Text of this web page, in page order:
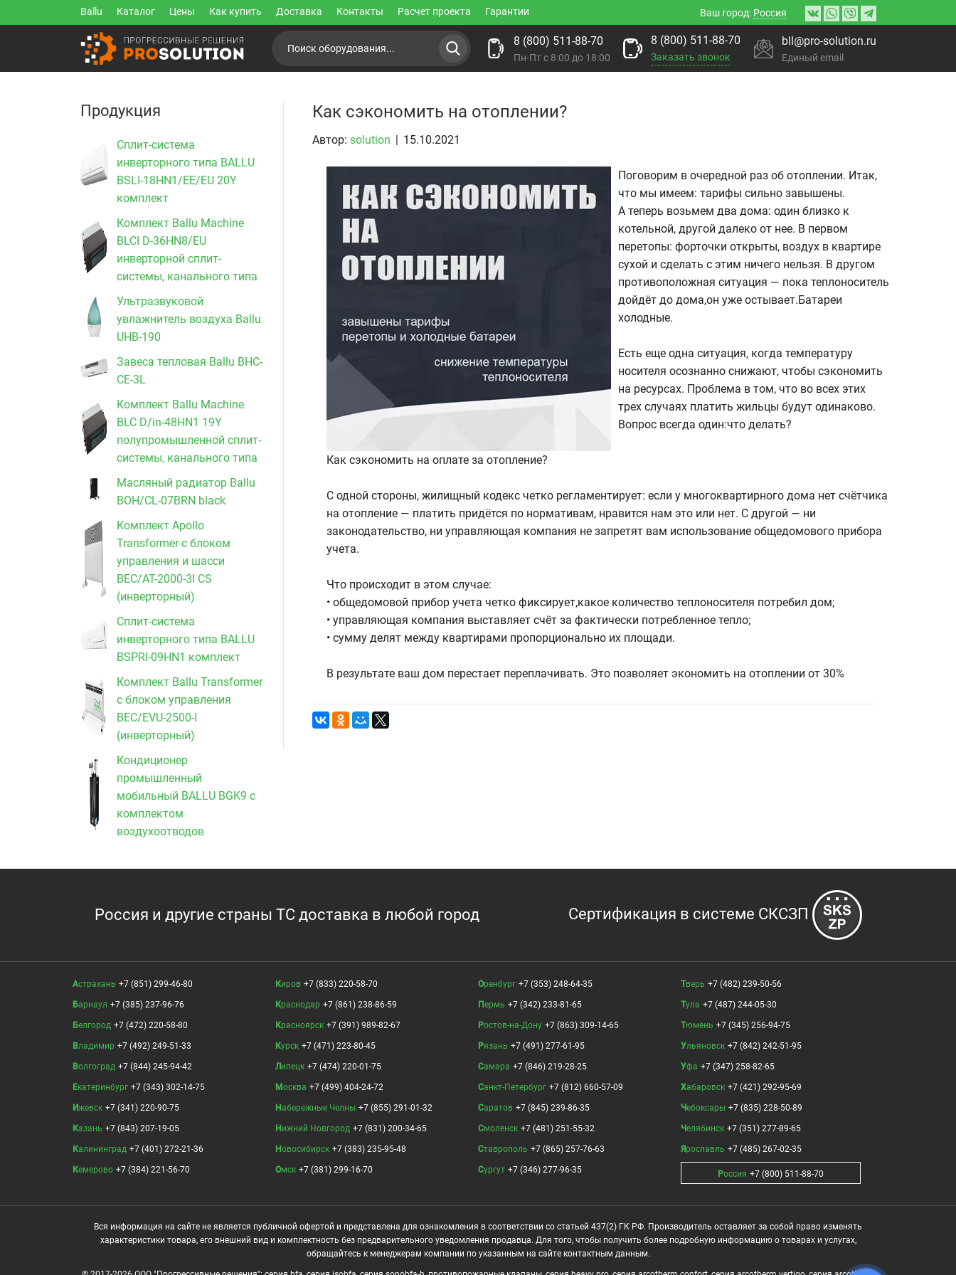
Ballu Каталог Цены Как купить Доставка Контакты Расчет проекта Гарантии Ваш город: Россия
8 (800) 511-88-70
Пн-Пт с 8:00 до 18:00
8 (800) 511-88-70
Заказать звонок
bll@pro-solution.ru
Единый email
Продукция
Сплит-система
инверторного типа BALLU
BSLI-18HN1/EE/EU 20Y
комплект
Комплект Ballu Machine
BLCI D-36HN8/EU
инверторной сплит-
системы, канального типа
Ультразвуковой
увлажнитель воздуха Ballu
UHB-190
Завеса тепловая Ballu BHC-
CE-3L
Комплект Ballu Machine
BLC D/in-48HN1 19Y
полупромышленной сплит-
системы, канального типа
Масляный радиатор Ballu
BOH/CL-07BRN black
Комплект Apollo
Transformer с блоком
управления и шасси
BEC/AT-2000-3I CS
(инверторный)
Сплит-система
инверторного типа BALLU
BSPRI-09HN1 комплект
Комплект Ballu Transformer
с блоком управления
BEC/EVU-2500-I
(инверторный)
Кондиционер
промышленный
мобильный BALLU BGK9 с
комплектом
воздухоотводов
Как сэкономить на отоплении?
Автор: solution | 15.10.2021
Поговорим в очередной раз об отоплении. Итак,
что мы имеем: тарифы сильно завышены.
А теперь возьмем два дома: один близко к
котельной, другой далеко от нее. В первом
перетопы: форточки открыты, воздух в квартире
сухой и сделать с этим ничего нельзя. В другом
противоположная ситуация — пока теплоноситель
дойдёт до дома,он уже остывает.Батареи
холодные.
Есть еще одна ситуация, когда температуру
носителя осознанно снижают, чтобы сэкономить
на ресурсах. Проблема в том, что во всех этих
трех случаях платить жильцы будут одинаково.
Вопрос всегда один:что делать?
Как сэкономить на оплате за отопление?
С одной стороны, жилищный кодекс четко регламентирует: если у многоквартирного дома нет счётчика
на отопление — платить придётся по нормативам, нравится нам это или нет. С другой — ни
законодательство, ни управляющая компания не запретят вам использование общедомового прибора
учета.
Что происходит в этом случае:
• общедомовой прибор учета четко фиксирует,какое количество теплоносителя потребил дом;
• управляющая компания выставляет счёт за фактически потребленное тепло;
• сумму делят между квартирами пропорционально их площади.
В результате ваш дом перестает переплачивать. Это позволяет экономить на отоплении от 30%
Россия и другие страны ТС доставка в любой город Сертификация в системе СКСЗП
Астрахань +7 (851) 299-46-80
Барнаул +7 (385) 237-96-76
Белгород +7 (472) 220-58-80
Владимир +7 (492) 249-51-33
Волгоград +7 (844) 245-94-42
Екатеринбург +7 (343) 302-14-75
Ижевск +7 (341) 220-90-75
Казань +7 (843) 207-19-05
Калининград +7 (401) 272-21-36
Кемерово +7 (384) 221-56-70
Киров +7 (833) 220-58-70
Краснодар +7 (861) 238-86-59
Красноярск +7 (391) 989-82-67
Курск +7 (471) 223-80-45
Липецк +7 (474) 220-01-75
Москва +7 (499) 404-24-72
Набережные Челны +7 (855) 291-01-32
Нижний Новгород +7 (831) 200-34-65
Новосибирск +7 (383) 235-95-48
Омск +7 (381) 299-16-70
Оренбург +7 (353) 248-64-35
Пермь +7 (342) 233-81-65
Ростов-на-Дону +7 (863) 309-14-65
Рязань +7 (491) 277-61-95
Самара +7 (846) 219-28-25
Санкт-Петербург +7 (812) 660-57-09
Саратов +7 (845) 239-86-35
Смоленск +7 (481) 251-55-32
Ставрополь +7 (865) 257-76-63
Сургут +7 (346) 277-96-35
Тверь +7 (482) 239-50-56
Тула +7 (487) 244-05-30
Тюмень +7 (345) 256-94-75
Ульяновск +7 (842) 242-51-95
Уфа +7 (347) 258-82-65
Хабаровск +7 (421) 292-95-69
Чебоксары +7 (835) 228-50-89
Челябинск +7 (351) 277-89-65
Ярославль +7 (485) 267-02-35
Россия +7 (800) 511-88-70
Вся информация на сайте не является публичной офертой и представлена для ознакомления в соответствии со статьей 437(2) ГК РФ. Производитель оставляет за собой право изменять
характеристики товара, его внешний вид и комплектность без предварительного уведомления продавца. Для того, чтобы получить более подробную информацию о товарах и услугах,
обращайтесь к менеджерам компании по указанным на сайте контактным данным.